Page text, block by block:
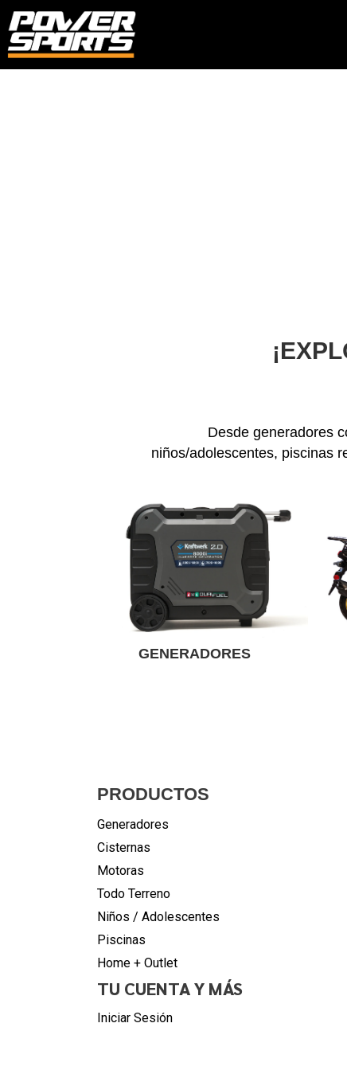
Desde generadores
niños/adolescentes, piscinas
GENERADORES
PRODUCTOS
Generadores
Cisternas
Motoras
Todo Terreno
Niños / Adolescentes
Piscinas
Home + Outlet
TU CUENTA Y MÁS
Iniciar Sesión